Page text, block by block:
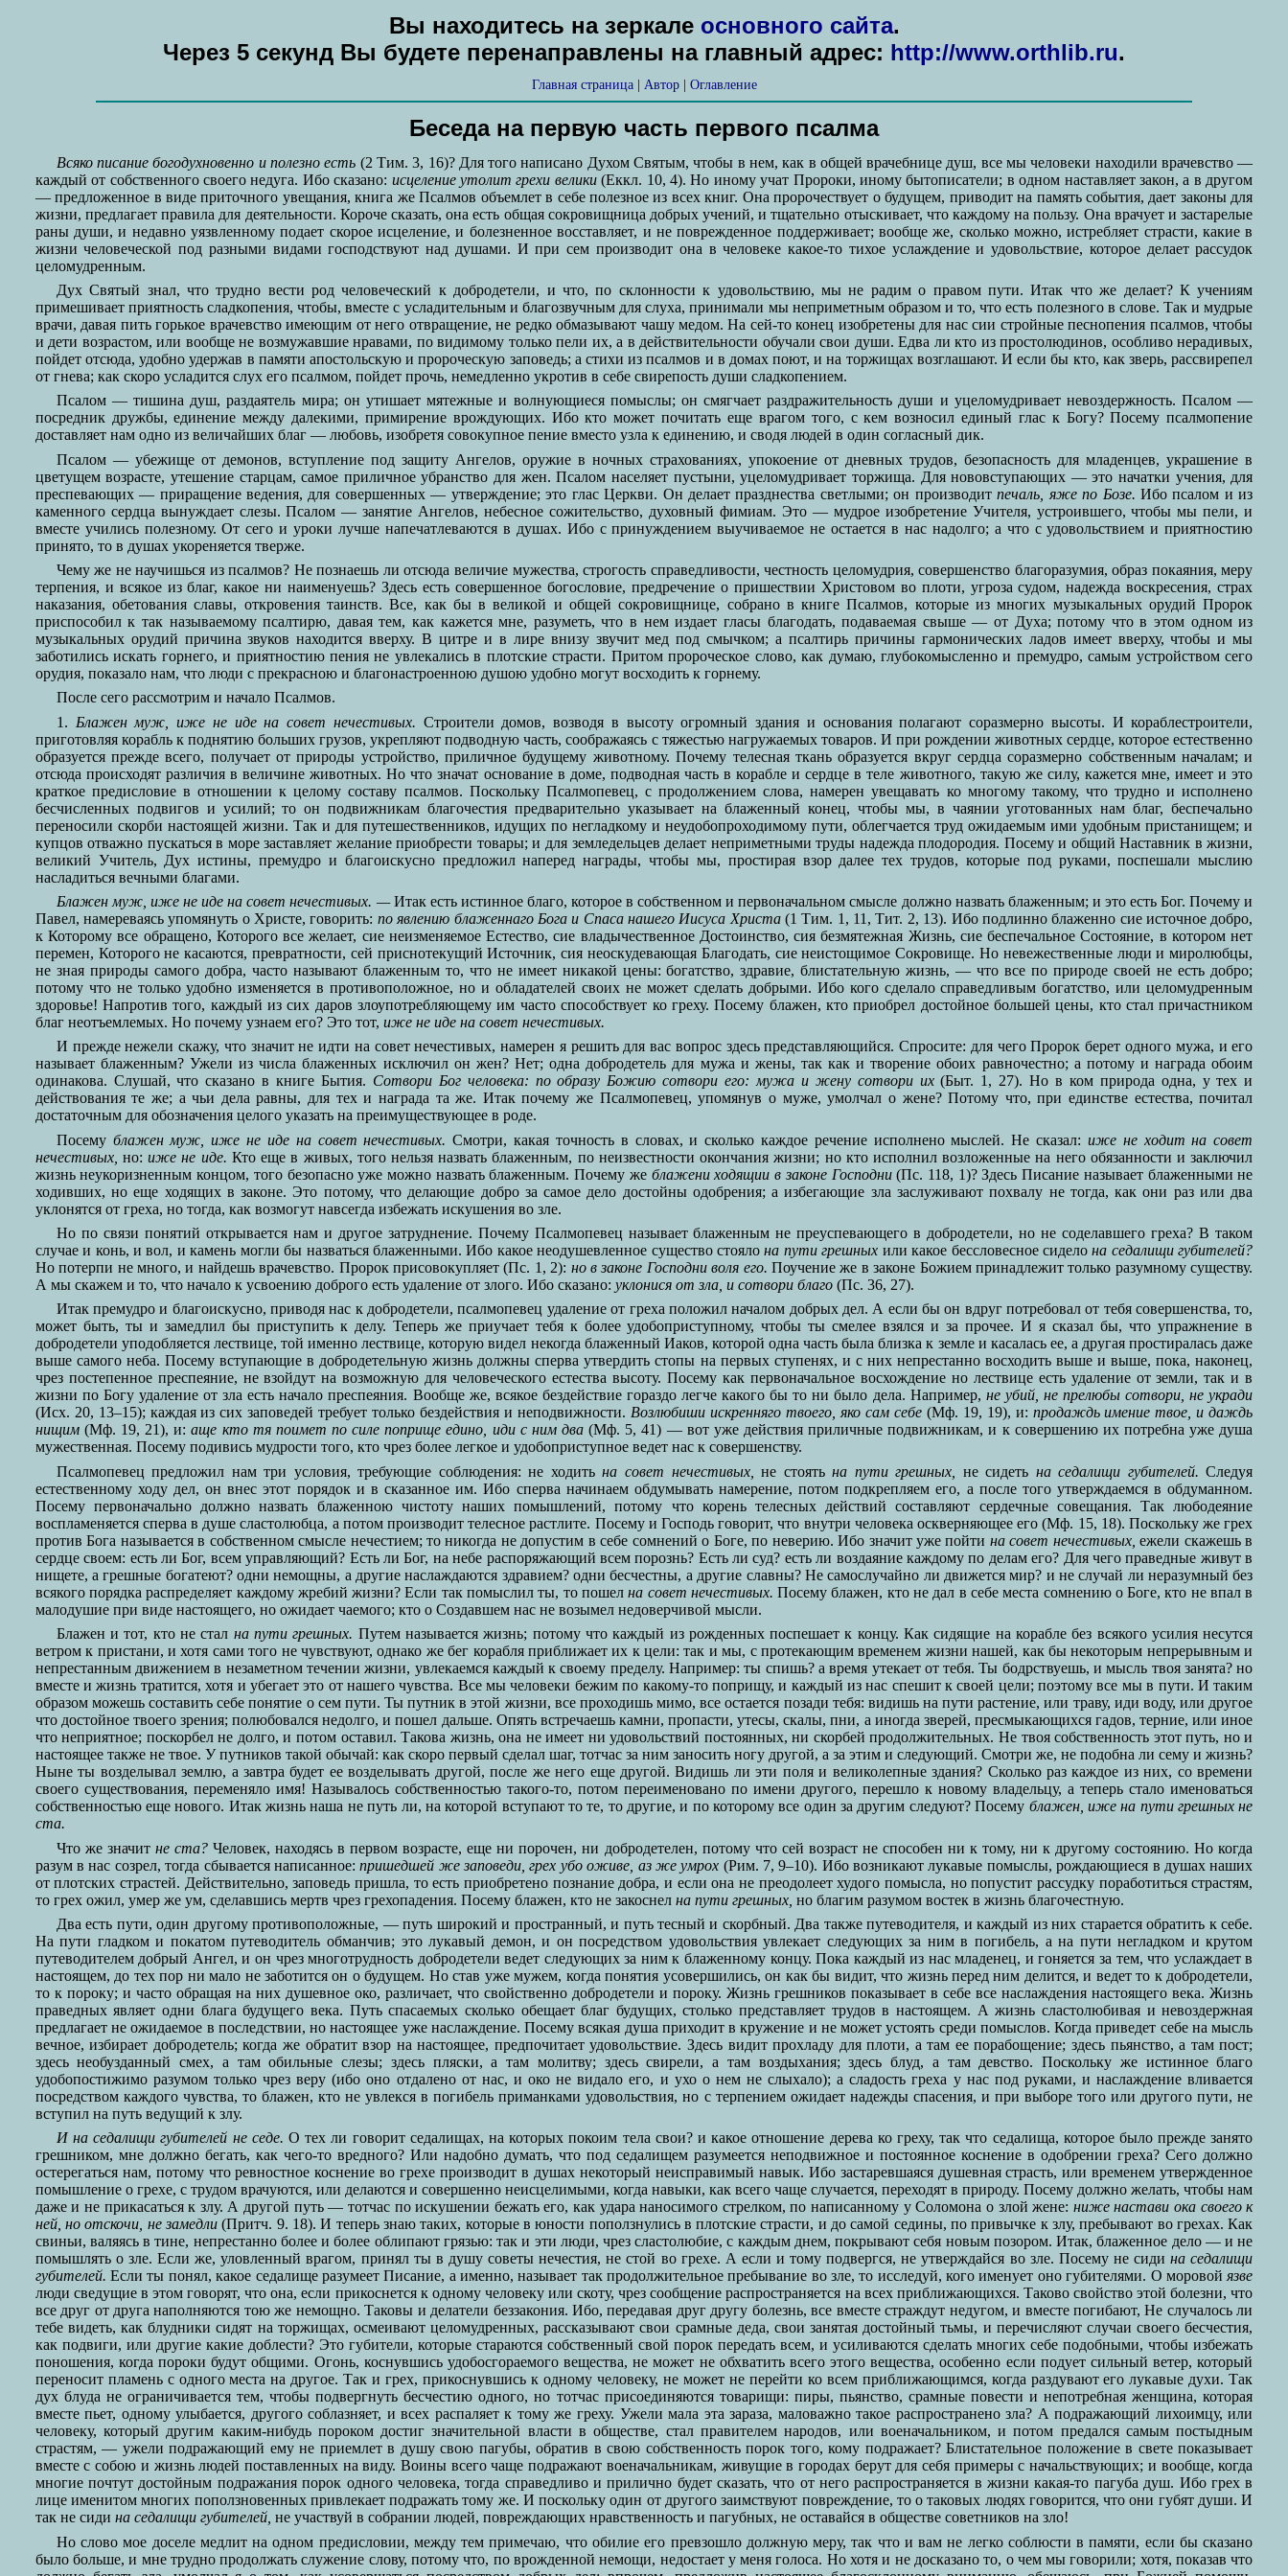
Вы находитесь на зеркале основного сайта.
Через 5 секунд Вы будете перенаправлены на главный адрес: http://www.orthlib.ru.
Главная страница| Автор| Оглавление
Беседа на первую часть первого псалма
Всяко писание богодухновенно и полезно есть (2 Тим. 3, 16)? Для того написано Духом Святым, чтобы в нем, как в общей врачебнице душ, все мы человеки находили врачевство —
каждый от собственного своего недуга. Ибо сказано: исцеление утолит грехи велики(Еккл. 10, 4). Но иному учат Пророки, иному бытописатели; в одном наставляет закон, а в другом
— предложенное в виде приточного увещания, книга же Псалмов объемлет в себе полезное из всех книг. Она пророчествует о будущем, приводит на память события, дает законы для
жизни, предлагает правила для деятельности. Короче сказать, она есть общая сокровищница добрых учений, и тщательно отыскивает, что каждому на пользу. Она врачует и застарелые
раны души, и недавно уязвленному подает скорое исцеление, и болезненное восставляет, и не поврежденное поддерживает; вообще же, сколько можно, истребляет страсти, какие в
жизни человеческой под разными видами господствуют над душами. И при сем производит она в человеке какое-то тихое услаждение и удовольствие, которое делает рассудок
целомудренным.
Дух Святый знал, что трудно вести род человеческий к добродетели, и что, по склонности к удовольствию, мы не радим о правом пути. Итак что же делает? К учениям
примешивает приятность сладкопения, чтобы, вместе с усладительным и благозвучным для слуха, принимали мы неприметным образом и то, что есть полезного в слове. Так и мудрые
врачи, давая пить горькое врачевство имеющим от него отвращение, не редко обмазывают чашу медом. На сей-то конец изобретены для нас сии стройные песнопения псалмов, чтобы
и дети возрастом, или вообще не возмужавшие нравами, по видимому только пели их, а в действительности обучали свои души. Едва ли кто из простолюдинов, особливо нерадивых,
пойдет отсюда, удобно удержав в памяти апостольскую и пророческую заповедь; а стихи из псалмов и в домах поют, и на торжищах возглашают. И если бы кто, как зверь, рассвирепел
от гнева; как скоро усладится слух его псалмом, пойдет прочь, немедленно укротив в себе свирепость души сладкопением.
Псалом — тишина душ, раздаятель мира; он утишает мятежные и волнующиеся помыслы; он смягчает раздражительность души и уцеломудривает невоздержность. Псалом —
посредник дружбы, единение между далекими, примирение врождующих. Ибо кто может почитать еще врагом того, с кем возносил единый глас к Богу? Посему псалмопение
доставляет нам одно из величайших благ — любовь, изобретя совокупное пение вместо узла к единению, и сводя людей в один согласный дик.
Псалом — убежище от демонов, вступление под защиту Ангелов, оружие в ночных страхованиях, упокоение от дневных трудов, безопасность для младенцев, украшение в
цветущем возрасте, утешение старцам, самое приличное убранство для жен. Псалом населяет пустыни, уцеломудривает торжища. Для нововступающих — это начатки учения, для
преспевающих — приращение ведения, для совершенных — утверждение; это глас Церкви. Он делает празднества светлыми; он производитпечаль, яже по Бозе. Ибо псалом и из
каменного сердца вынуждает слезы. Псалом — занятие Ангелов, небесное сожительство, духовный фимиам. Это — мудрое изобретение Учителя, устроившего, чтобы мы пели, и
вместе учились полезному. От сего и уроки лучше напечатлеваются в душах. Ибо с принуждением выучиваемое не остается в нас надолго; а что с удовольствием и приятностию
принято, то в душах укореняется тверже.
Чему же не научишься из псалмов? Не познаешь ли отсюда величие мужества, строгость справедливости, честность целомудрия, совершенство благоразумия, образ покаяния, меру
терпения, и всякое из благ, какое ни наименуешь? Здесь есть совершенное богословие, предречение о пришествии Христовом во плоти, угроза судом, надежда воскресения, страх
наказания, обетования славы, откровения таинств. Все, как бы в великой и общей сокровищнице, собрано в книге Псалмов, которые из многих музыкальных орудий Пророк
приспособил к так называемому псалтирю, давая тем, как кажется мне, разуметь, что в нем издает гласы благодать, подаваемая свыше — от Духа; потому что в этом одном из
музыкальных орудий причина звуков находится вверху. В цитре и в лире внизу звучит мед под смычком; а псалтирь причины гармонических ладов имеет вверху, чтобы и мы
заботились искать горнего, и приятностию пения не увлекались в плотские страсти. Притом пророческое слово, как думаю, глубокомысленно и премудро, самым устройством сего
орудия, показало нам, что люди с прекрасною и благонастроенною душою удобно могут восходить к горнему.
После сего рассмотрим и начало Псалмов.
1. Блажен муж, иже не иде на совет нечестивых. Строители домов, возводя в высоту огромный здания и основания полагают соразмерно высоты. И кораблестроители,
приготовляя корабль к поднятию больших грузов, укрепляют подводную часть, соображаясь с тяжестью нагружаемых товаров. И при рождении животных сердце, которое естественно
образуется прежде всего, получает от природы устройство, приличное будущему животному. Почему телесная ткань образуется вкруг сердца соразмерно собственным началам; и
отсюда происходят различия в величине животных. Но что значат основание в доме, подводная часть в корабле и сердце в теле животного, такую же силу, кажется мне, имеет и это
краткое предисловие в отношении к целому составу псалмов. Поскольку Псалмопевец, с продолжением слова, намерен увещавать ко многому такому, что трудно и исполнено
бесчисленных подвигов и усилий; то он подвижникам благочестия предварительно указывает на блаженный конец, чтобы мы, в чаянии уготованных нам благ, беспечально
переносили скорби настоящей жизни. Так и для путешественников, идущих по негладкому и неудобопроходимому пути, облегчается труд ожидаемым ими удобным пристанищем; и
купцов отважно пускаться в море заставляет желание приобрести товары; и для земледельцев делает неприметными труды надежда плодородия. Посему и общий Наставник в жизни,
великий Учитель, Дух истины, премудро и благоискусно предложил наперед награды, чтобы мы, простирая взор далее тех трудов, которые под руками, поспешали мыслию
насладиться вечными благами.
Блажен муж, иже не иде на совет нечестивых. —Итак есть истинное благо, которое в собственном и первоначальном смысле должно назвать блаженным; и это есть Бог. Почему и
Павел, намереваясь упомянуть о Христе, говорить: по явлению блаженнаго Бога и Спаса нашего Иисуса Христа(1 Тим. 1, 11, Тит. 2, 13). Ибо подлинно блаженно сие источное добро,
к Которому все обращено, Которого все желает, сие неизменяемое Естество, сие владычественное Достоинство, сия безмятежная Жизнь, сие беспечальное Состояние, в котором нет
перемен, Которого не касаются, превратности, сей приснотекущий Источник, сия неоскудевающая Благодать, сие неистощимое Сокровище. Но невежественные люди и миролюбцы,
не зная природы самого добра, часто называют блаженным то, что не имеет никакой цены: богатство, здравие, блистательную жизнь, — что все по природе своей не есть добро;
потому что не только удобно изменяется в противоположное, но и обладателей своих не может сделать добрыми. Ибо кого сделало справедливым богатство, или целомудренным
здоровье! Напротив того, каждый из сих даров злоупотребляющему им часто способствует ко греху. Посему блажен, кто приобрел достойное большей цены, кто стал причастником
благ неотъемлемых. Но почему узнаем его? Это тот, иже не иде на совет нечестивых.
И прежде нежели скажу, что значит не идти на совет нечестивых, намерен я решить для вас вопрос здесь представляющийся. Спросите: для чего Пророк берет одного мужа, и его
называет блаженным? Ужели из числа блаженных исключил он жен? Нет; одна добродетель для мужа и жены, так как и творение обоих равночестно; а потому и награда обоим
одинакова. Слушай, что сказано в книге Бытия. Сотвори Бог человека: по образу Божию сотвори его: мужа и жену сотвори их(Быт. 1, 27). Но в ком природа одна, у тех и
действования те же; а чьи дела равны, для тех и награда та же. Итак почему же Псалмопевец, упомянув о муже, умолчал о жене? Потому что, при единстве естества, почитал
достаточным для обозначения целого указать на преимуществующее в роде.
Посему блажен муж, иже не иде на совет нечестивых. Смотри, какая точность в словах, и сколько каждое речение исполнено мыслей. Не сказал: иже не ходит на совет
нечестивых, но:иже не иде. Кто еще в живых, того нельзя назвать блаженным, по неизвестности окончания жизни; но кто исполнил возложенные на него обязанности и заключил
жизнь неукоризненным концом, того безопасно уже можно назвать блаженным. Почему же блажени ходящии в законе Господни(Пс. 118, 1)? Здесь Писание называет блаженными не
ходивших, но еще ходящих в законе. Это потому, что делающие добро за самое дело достойны одобрения; а избегающие зла заслуживают похвалу не тогда, как они раз или два
уклонятся от греха, но тогда, как возмогут навсегда избежать искушения во зле.
Но по связи понятий открывается нам и другое затруднение. Почему Псалмопевец называет блаженным не преуспевающего в добродетели, но не соделавшего греха? В таком
случае и конь, и вол, и камень могли бы назваться блаженными. Ибо какое неодушевленное существо стоялона пути грешных или какое бессловесное сиделона седалищи губителей?
Но потерпи не много, и найдешь врачевство. Пророк присовокупляет (Пс. 1, 2): но в законе Господни воля его. Поучение же в законе Божием принадлежит только разумному существу.
А мы скажем и то, что начало к усвоению доброго есть удаление от злого. Ибо сказано: уклонися от зла, и сотвори благо(Пс. 36, 27).
Итак премудро и благоискусно, приводя нас к добродетели, псалмопевец удаление от греха положил началом добрых дел. А если бы он вдруг потребовал от тебя совершенства, то,
может быть, ты и замедлил бы приступить к делу. Теперь же приучает тебя к более удобоприступному, чтобы ты смелее взялся и за прочее. И я сказал бы, что упражнение в
добродетели уподобляется лествице, той именно лествице, которую видел некогда блаженный Иаков, которой одна часть была близка к земле и касалась ее, а другая простиралась даже
выше самого неба. Посему вступающие в добродетельную жизнь должны сперва утвердить стопы на первых ступенях, и с них непрестанно восходить выше и выше, пока, наконец,
чрез постепенное преспеяние, не взойдут на возможную для человеческого естества высоту. Посему как первоначальное восхождение но лествице есть удаление от земли, так и в
жизни по Богу удаление от зла есть начало преспеяния. Вообще же, всякое бездействие гораздо легче какого бы то ни было дела. Например, не убий, не прелюбы сотвори, не укради
(Исх. 20, 13–15); каждая из сих заповедей требует только бездействия и неподвижности.Возлюбиши искренняго твоего, яко сам себе(Мф. 19, 19), и: продаждь имение твое, и даждь
нищим(Мф. 19, 21), и:аще кто тя поимет по силе поприще едино, иди с ним два (Мф. 5, 41) — вот уже действия приличные подвижникам, и к совершению их потребна уже душа
мужественная. Посему подивись мудрости того, кто чрез более легкое и удобоприступное ведет нас к совершенству.
Псалмопевец предложил нам три условия, требующие соблюдения: не ходитьна совет нечестивых, не стоятьна пути грешных, не сидеть на седалищи губителей. Следуя
естественному ходу дел, он внес этот порядок и в сказанное им. Ибо сперва начинаем обдумывать намерение, потом подкрепляем его, а после того утверждаемся в обдуманном.
Посему первоначально должно назвать блаженною чистоту наших помышлений, потому что корень телесных действий составляют сердечные совещания. Так любодеяние
воспламеняется сперва в душе сластолюбца, а потом производит телесное растлите. Посему и Господь говорит, что внутри человека оскверняющее его (Мф. 15, 18). Поскольку же грех
против Бога называется в собственном смысле нечестием; то никогда не допустим в себе сомнений о Боге, по неверию. Ибо значит уже пойти на совет нечестивых, ежели скажешь в
сердце своем: есть ли Бог, всем управляющий? Есть ли Бог, на небе распоряжающий всем порознь? Есть ли суд? есть ли воздаяние каждому по делам его? Для чего праведные живут в
нищете, а грешные богатеют? одни немощны, а другие наслаждаются здравием? одни бесчестны, а другие славны? Не самослучайно ли движется мир? и не случай ли неразумный без
всякого порядка распределяет каждому жребий жизни? Если так помыслил ты, то пошелна совет нечестивых. Посему блажен, кто не дал в себе места сомнению о Боге, кто не впал в
малодушие при виде настоящего, но ожидает чаемого; кто о Создавшем нас не возымел недоверчивой мысли.
Блажен и тот, кто не стал на пути грешных. Путем называется жизнь; потому что каждый из рожденных поспешает к концу. Как сидящие на корабле без всякого усилия несутся
ветром к пристани, и хотя сами того не чувствуют, однако же бег корабля приближает их к цели: так и мы, с протекающим временем жизни нашей, как бы некоторым непрерывным и
непрестанным движением в незаметном течении жизни, увлекаемся каждый к своему пределу. Например: ты спишь? а время утекает от тебя. Ты бодрствуешь, и мысль твоя занята? но
вместе и жизнь тратится, хотя и убегает это от нашего чувства. Все мы человеки бежим по какому-то поприщу, и каждый из нас спешит к своей цели; поэтому все мы в пути. И таким
образом можешь составить себе понятие о сем пути. Ты путник в этой жизни, все проходишь мимо, все остается позади тебя: видишь на пути растение, или траву, иди воду, или другое
что достойное твоего зрения; полюбовался недолго, и пошел дальше. Опять встречаешь камни, пропасти, утесы, скалы, пни, а иногда зверей, пресмыкающихся гадов, терние, или иное
что неприятное; поскорбел не долго, и потом оставил. Такова жизнь, она не имеет ни удовольствий постоянных, ни скорбей продолжительных. Не твоя собственность этот путь, но и
настоящее также не твое. У путников такой обычай: как скоро первый сделал шаг, тотчас за ним заносить ногу другой, а за этим и следующий. Смотри же, не подобна ли сему и жизнь?
Ныне ты возделывал землю, а завтра будет ее возделывать другой, после же него еще другой. Видишь ли эти поля и великолепные здания? Сколько раз каждое из них, со времени
своего существования, переменяло имя! Называлось собственностью такого-то, потом переименовано по имени другого, перешло к новому владельцу, а теперь стало именоваться
собственностью еще нового. Итак жизнь наша не путь ли, на которой вступают то те, то другие, и по которому все один за другим следуют? Посему блажен, иже на пути грешных не
ста.
Что же значит не ста?Человек, находясь в первом возрасте, еще ни порочен, ни добродетелен, потому что сей возраст не способен ни к тому, ни к другому состоянию. Но когда
разум в нас созрел, тогда сбывается написанное:пришедшей же заповеди, грех убо оживе, аз же умрох (Рим. 7, 9–10). Ибо возникают лукавые помыслы, рождающиеся в душах наших
от плотских страстей. Действительно, заповедь пришла, то есть приобретено познание добра, и если она не преодолеет худого помысла, но попустит рассудку поработиться страстям,
то грех ожил, умер же ум, сделавшись мертв чрез грехопадения. Посему блажен, кто не закоснел на пути грешных, но благим разумом востек в жизнь благочестную.
Два есть пути, один другому противоположные, — путь широкий и пространный, и путь тесный и скорбный. Два также путеводителя, и каждый из них старается обратить к себе.
На пути гладком и покатом путеводитель обманчив; это лукавый демон, и он посредством удовольствия увлекает следующих за ним в погибель, а на пути негладком и крутом
путеводителем добрый Ангел, и он чрез многотрудность добродетели ведет следующих за ним к блаженному концу. Пока каждый из нас младенец, и гоняется за тем, что услаждает в
настоящем, до тех пор ни мало не заботится он о будущем. Но став уже мужем, когда понятия усовершились, он как бы видит, что жизнь перед ним делится, и ведет то к добродетели,
то к пороку; и часто обращая на них душевное око, различает, что свойственно добродетели и пороку. Жизнь грешников показывает в себе все наслаждения настоящего века. Жизнь
праведных являет одни блага будущего века. Путь спасаемых сколько обещает благ будущих, столько представляет трудов в настоящем. А жизнь сластолюбивая и невоздержная
предлагает не ожидаемое в последствии, но настоящее уже наслаждение. Посему всякая душа приходит в кружение и не может устоять среди помыслов. Когда приведет себе на мысль
вечное, избирает добродетель; когда же обратит взор на настоящее, предпочитает удовольствие. Здесь видит прохладу для плоти, а там ее порабощение; здесь пьянство, а там пост;
здесь необузданный смех, а там обильные слезы; здесь пляски, а там молитву; здесь свирели, а там воздыхания; здесь блуд, а там девство. Поскольку же истинное благо
удобопостижимо разумом только чрез веру (ибо оно отдалено от нас, и око не видало его, и ухо о нем не слыхало); а сладость греха у нас под руками, и наслаждение вливается
посредством каждого чувства, то блажен, кто не увлекся в погибель приманками удовольствия, но с терпением ожидает надежды спасения, и при выборе того или другого пути, не
вступил на путь ведущий к злу.
И на седалищи губителей не седе. О тех ли говорит седалищах, на которых покоим тела свои? и какое отношение дерева ко греху, так что седалища, которое было прежде занято
грешником, мне должно бегать, как чего-то вредного? Или надобно думать, что под седалищем разумеется неподвижное и постоянное коснение в одобрении греха? Сего должно
остерегаться нам, потому что ревностное коснение во грехе производит в душах некоторый неисправимый навык. Ибо застаревшаяся душевная страсть, или временем утвержденное
помышление о грехе, с трудом врачуются, или делаются и совершенно неисцелимыми, когда навыки, как всего чаще случается, переходят в природу. Посему должно желать, чтобы нам
даже и не прикасаться к злу. А другой путь — тотчас по искушении бежать его, как удара наносимого стрелком, по написанному у Соломона о злой жене: ниже настави ока своего к
ней, но отскочи, не замедли (Притч. 9. 18). И теперь знаю таких, которые в юности поползнулись в плотские страсти, и до самой седины, по привычке к злу, пребывают во грехах. Как
свиньи, валяясь в тине, непрестанно более и более облипают грязью: так и эти люди, чрез сластолюбие, с каждым днем, покрывают себя новым позором. Итак, блаженное дело — и не
помышлять о зле. Если же, уловленный врагом, принял ты в душу советы нечестия, не стой во грехе. А если и тому подвергся, не утверждайся во зле. Посему не сидина седалищи
губителей. Если ты понял, какое седалище разумеет Писание, а именно, называет так продолжительное пребывание во зле, то исследуй, кого именует оно губителями. О моровойязве
люди сведущие в этом говорят, что она, если прикоснется к одному человеку или скоту, чрез сообщение распространяется на всех приближающихся. Таково свойство этой болезни, что
все друг от друга наполняются тою же немощно. Таковы и делатели беззакония. Ибо, передавая друг другу болезнь, все вместе страждут недугом, и вместе погибают, Не случалось ли
тебе видеть, как блудники сидят на торжищах, осмеивают целомудренных, рассказывают свои срамные деда, свои занятая достойный тьмы, и перечисляют случаи своего бесчестия,
как подвиги, или другие какие доблести? Это губители, которые стараются собственный свой порок передать всем, и усиливаются сделать многих себе подобными, чтобы избежать
поношения, когда пороки будут общими. Огонь, коснувшись удобосгораемого вещества, не может не обхватить всего этого вещества, особенно если подует сильный ветер, который
переносит пламень с одного места на другое. Так и грех, прикоснувшись к одному человеку, не может не перейти ко всем приближающимся, когда раздувают его лукавые духи. Так
дух блуда не ограничивается тем, чтобы подвергнуть бесчестию одного, но тотчас присоединяются товарищи: пиры, пьянство, срамные повести и непотребная женщина, которая
вместе пьет, одному улыбается, другого соблазняет, и всех распаляет к тому же греху. Ужели мала эта зараза, маловажно такое распространено зла? А подражающий лихоимцу, или
человеку, который другим каким-нибудь пороком достиг значительной власти в обществе, стал правителем народов, или военачальником, и потом предался самым постыдным
страстям, — ужели подражающий ему не приемлет в душу свою пагубы, обратив в свою собственность порок того, кому подражает? Блистательное положение в свете показывает
вместе с собою и жизнь людей поставленных на виду. Воины всего чаще подражают военачальникам, живущие в городах берут для себя примеры с начальствующих; и вообще, когда
многие почтут достойным подражания порок одного человека, тогда справедливо и прилично будет сказать, что от него распространяется в жизни какая-то пагуба душ. Ибо грех в
лице именитом многих поползновенных привлекает подражать тому же. И поскольку один от другого заимствуют повреждение, то о таковых людях говорится, что они губят души. И
так не сиди на седалищи губителей, не участвуй в собрании людей, повреждающих нравственность и пагубных, не оставайся в обществе советников на зло!
Но слово мое доселе медлит на одном предисловии, между тем примечаю, что обилие его превзошло должную меру, так что и вам не легко соблюсти в памяти, если бы сказано
было больше, и мне трудно продолжать служение слову, потому что, по врожденной немощи, недостает у меня голоса. Но хотя и не досказано то, о чем мы говорили; хотя, показав что